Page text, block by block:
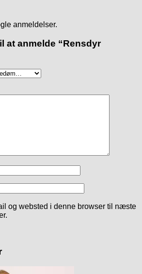
anmeldelser.
at anmelde “Rensdyr
og websted i denne browser til næste